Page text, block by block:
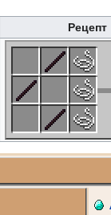
Рецепт